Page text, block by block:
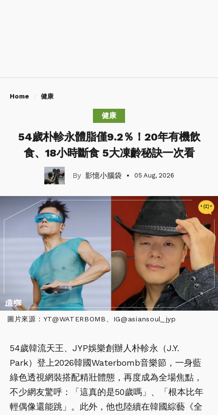
Home 健康
健康
54歲朴軫永體脂僅9.2％！20年有機飲
食、18小時斷食 5大凍齡秘訣一次看
影憶小腦袋 05 Aug, 2026
圖片來源：YT@WATERBOMB、IG@asiansoul_jyp
54歲韓流天王、JYP娛樂創辦人朴軫永（J.Y.
Park）登上2026韓國Waterbomb音樂節，一身藍
綠色透視網裝搭配精壯體態，再度成為全場焦點，
不少網友驚呼：「這真的是50歲嗎」、「根本比年
輕偶像還能跳」。此外，他也陸續在韓國綜藝《全